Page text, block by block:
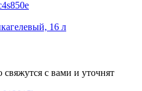
16 л
с вами и уточнят